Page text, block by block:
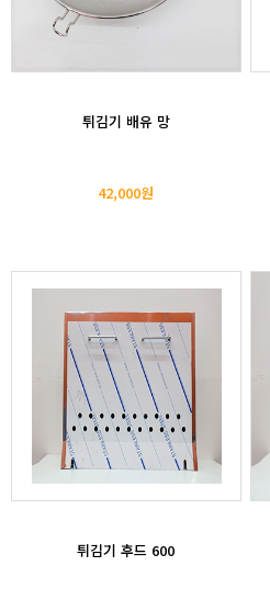
튀김기 배유 망
42,000원
튀김기 후드 600